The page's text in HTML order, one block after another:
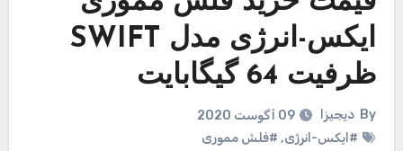
ایکس-انرژی مدل SWIFT
ظرفیت 64 گیگابایت
By دیجیزا
09 آگوست 2020
#ایکس-انرژی, #فلش مموری